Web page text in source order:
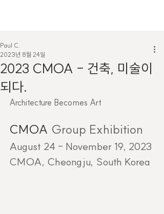
2023 CMOA - 건축, 미술이
되다.
Paul C.
2023년 8월 24일
Architecture Becomes Art
CMOA Group Exhibition
August 24 - November 19, 2023
CMOA, Cheongju, South Korea